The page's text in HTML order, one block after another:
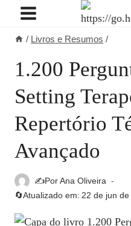
Pular
/ Livros e Resumos /
1.200
Setting
Repertório
Avançado
✍️PorAna Oliveira
🔄Atualizado em: 22 de jun